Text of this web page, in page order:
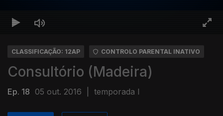
CLASSIFICAÇÃO: 12AP CONTROLO PARENTAL INATIVO
Consultório (Madeira)
Ep. 18 05 out. 2016 temporada I